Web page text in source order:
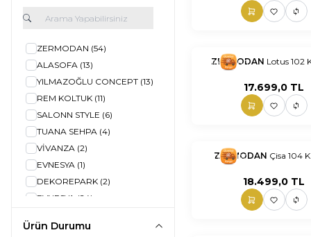
ZERMODAN (54)
ALASOFA (13)
YILMAZOĞLU CONCEPT (13)
REM KOLTUK (11)
SALONN STYLE (6)
TUANA SEHPA (4)
VİVANZA (2)
EVNESYA (1)
DEKOREPARK (2)
EVNESYA (24)
LİMON SANDALYE
Ürün Durumu
nnnnn nn
ZERMODAN Lotus 102
17.699,0 TL
nnnnn nn
ZERMODAN Çisa 104
18.499,0 TL